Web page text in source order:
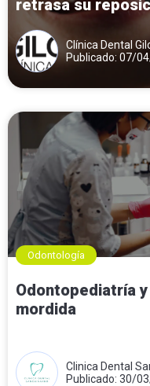
retrasa su
Clínica Dental
Publicado: 07/
Odontología
Odontopediatría
mordida
Clinica Dental
Publicado: 30/